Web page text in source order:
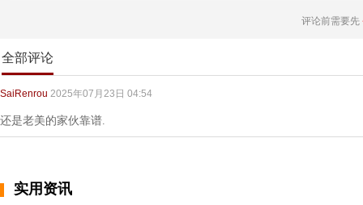
评论前需要先
全部评论
SaiRenrou 2025年07月23日 04:54
还是老美的家伙靠谱.
实用资讯